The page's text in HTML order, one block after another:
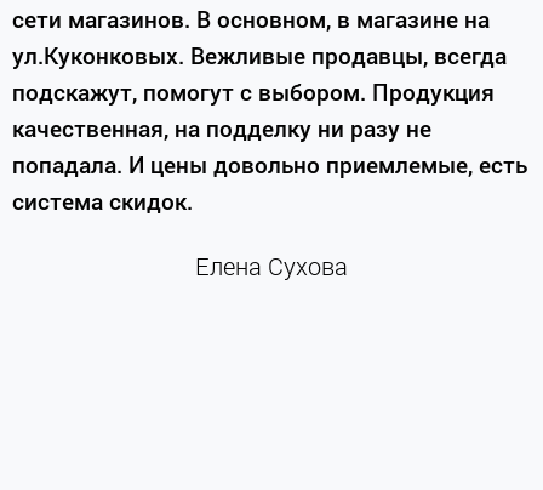
сети магазинов. В основном, в магазине на
ул.Куконковых. Вежливые продавцы, всегда
подскажут, помогут с выбором. Продукция
качественная, на подделку ни разу не
попадала. И цены довольно приемлемые, есть
система скидок.
Елена Сухова